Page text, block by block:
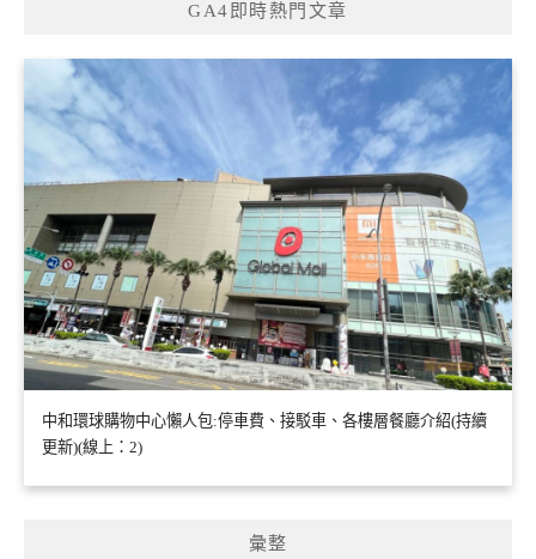
GA4即時熱門文章
中和環球購物中心懶人包:停車費、接駁車、各樓層餐廳介紹(持續
更新)(線上：2)
彙整